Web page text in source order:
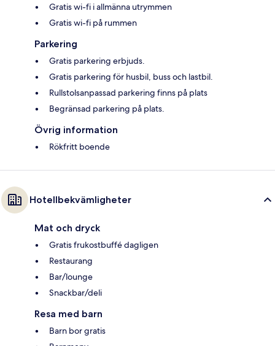
Gratis wi-fi i allmänna utrymmen
Gratis wi-fi på rummen
Parkering
Gratis parkering erbjuds.
Gratis parkering för husbil, buss och lastbil.
Rullstolsanpassad parkering finns på plats
Begränsad parkering på plats.
Övrig information
Rökfritt boende
Hotellbekvämligheter
Mat och dryck
Gratis frukostbuffé dagligen
Restaurang
Bar/lounge
Snackbar/deli
Resa med barn
Barn bor gratis